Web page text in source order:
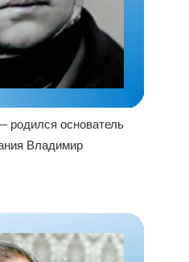
родился основатель
Владимир